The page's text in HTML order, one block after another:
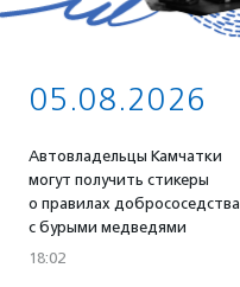
05.08.2026
Автовладельцы Камчатки
могут получить стикеры
о правилах добрососедства
с бурыми медведями
18:02